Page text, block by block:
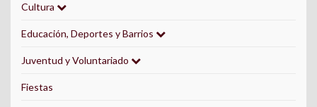
Cultura
Educación, Deportes y Barrios
Juventud y Voluntariado
Fiestas